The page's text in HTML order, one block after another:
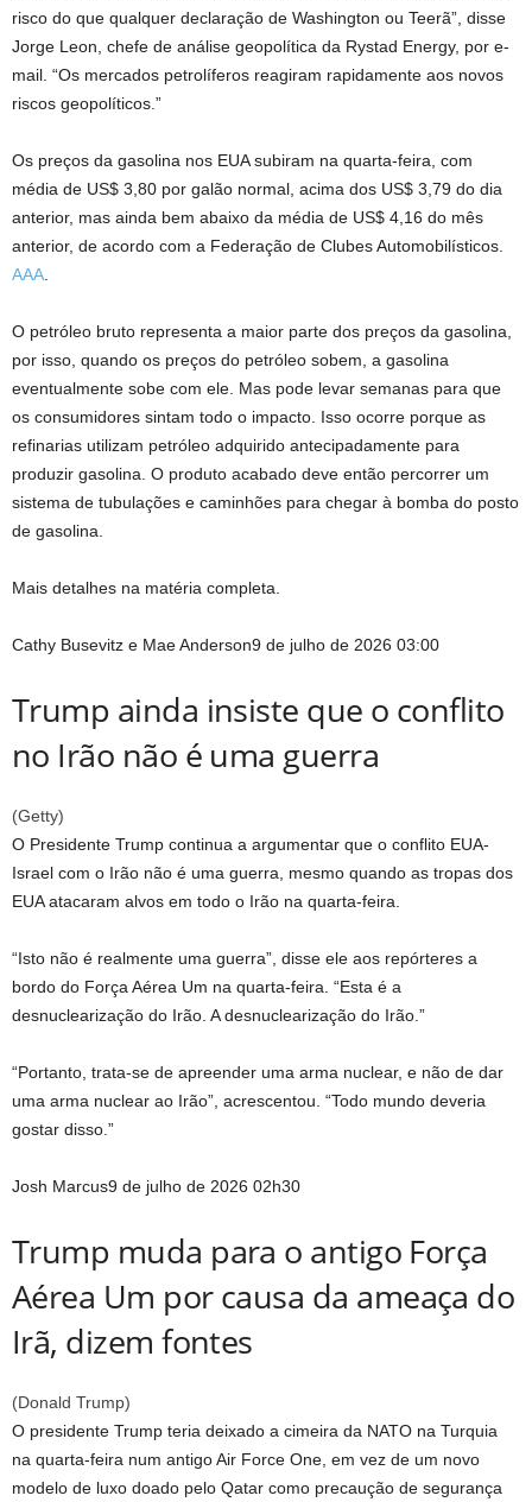
risco do que qualquer declaração de Washington ou Teerã”, disse
Jorge Leon, chefe de análise geopolítica da Rystad Energy, por e-
mail. “Os mercados petrolíferos reagiram rapidamente aos novos
riscos geopolíticos.”
Os preços da gasolina nos EUA subiram na quarta-feira, com
média de US$ 3,80 por galão normal, acima dos US$ 3,79 do dia
anterior, mas ainda bem abaixo da média de US$ 4,16 do mês
anterior, de acordo com a Federação de Clubes Automobilísticos.
AAA
O petróleo bruto representa a maior parte dos preços da gasolina,
por isso, quando os preços do petróleo sobem, a gasolina
eventualmente sobe com ele. Mas pode levar semanas para que
os consumidores sintam todo o impacto. Isso ocorre porque as
refinarias utilizam petróleo adquirido antecipadamente para
produzir gasolina. O produto acabado deve então percorrer um
sistema de tubulações e caminhões para chegar à bomba do posto
de gasolina.
Mais detalhes na matéria completa.
Cathy Busevitz e Mae Anderson9 de julho de 2026 03:00
Trump ainda insiste que o conflito
no Irão não é uma guerra
(Getty)
O Presidente Trump continua a argumentar que o conflito EUA-
Israel com o Irão não é uma guerra, mesmo quando as tropas dos
EUA atacaram alvos em todo o Irão na quarta-feira.
“Isto não é realmente uma guerra”, disse ele aos repórteres a
bordo do Força Aérea Um na quarta-feira. “Esta é a
desnuclearização do Irão. A desnuclearização do Irão.”
“Portanto, trata-se de apreender uma arma nuclear, e não de dar
uma arma nuclear ao Irão”, acrescentou. “Todo mundo deveria
gostar disso.”
Josh Marcus9 de julho de 2026 02h30
Trump muda para o antigo Força
Aérea Um por causa da ameaça do
Irã, dizem fontes
(Donald Trump)
O presidente Trump teria deixado a cimeira da NATO na Turquia
na quarta-feira num antigo Air Force One, em vez de um novo
modelo de luxo doado pelo Qatar como precaução de segurança